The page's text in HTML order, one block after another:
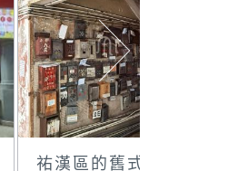
祐漢區的舊式信